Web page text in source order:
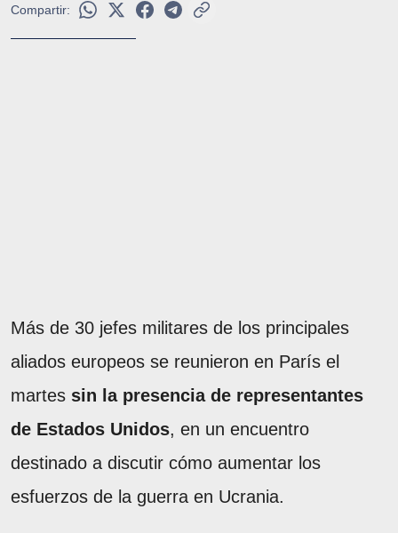
Compartir:
Más de 30 jefes militares de los principales
aliados europeos se reunieron en París el
martes sin la presencia de representantes
de Estados Unidos, en un encuentro
destinado a discutir cómo aumentar los
esfuerzos de la guerra en Ucrania.